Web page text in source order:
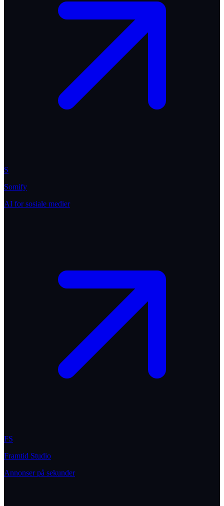
S
Somify
AI for sosiale medier
FS
Framtid Studio
Annonser på sekunder